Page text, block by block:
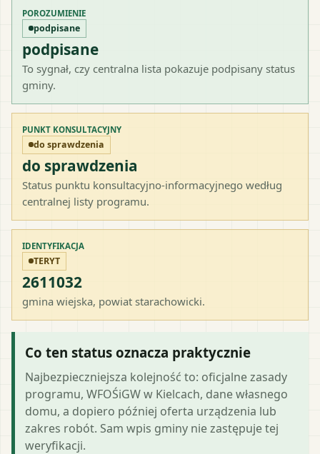
POROZUMIENIE
podpisane
podpisane
To sygnał, czy centralna lista pokazuje podpisany status
gminy.
PUNKT KONSULTACYJNY
do sprawdzenia
do sprawdzenia
Status punktu konsultacyjno-informacyjnego według
centralnej listy programu.
IDENTYFIKACJA
TERYT
2611032
gmina wiejska, powiat starachowicki.
Co ten status oznacza praktycznie
Najbezpieczniejsza kolejność to: oficjalne zasady
programu, WFOŚiGW w Kielcach, dane własnego
domu, a dopiero później oferta urządzenia lub
zakres robót. Sam wpis gminy nie zastępuje tej
weryfikacji.